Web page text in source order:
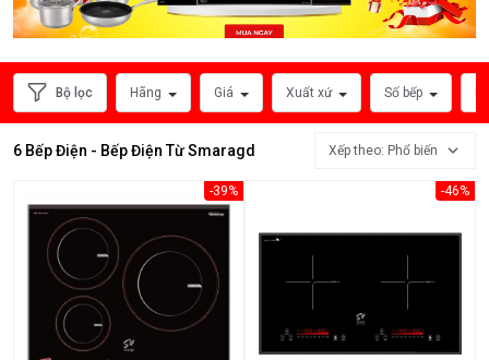
SẢN
XUẤT
Bộ lọc Hãng Giá Xuất xứ Số bếp
6 Bếp Điện - Bếp Điện Từ Smaragd Xếp theo: Phổ biến
-39% -46%